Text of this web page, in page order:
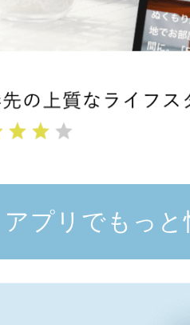
アプリでもっと